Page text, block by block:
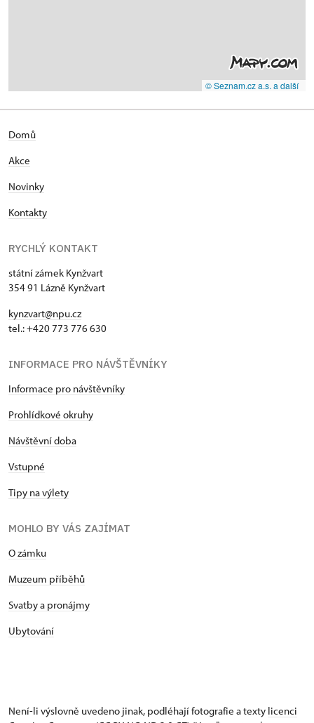
© Seznam.cz a.s. a další
Domů
Akce
Novinky
Kontakty
RYCHLÝ KONTAKT
státní zámek Kynžvart
354 91 Lázně Kynžvart
kynzvart@npu.cz
tel.: +420 773 776 630
INFORMACE PRO NÁVŠTĚVNÍKY
Informace pro návštěvníky
Prohlídkové okruhy
Návštěvní doba
Vstupné
Tipy na výlety
MOHLO BY VÁS ZAJÍMAT
O zámku
Muzeum příběhů
Svatby a pronájmy
Ubytování
Není-li výslovně uvedeno jinak, podléhají fotografie a texty licenci